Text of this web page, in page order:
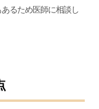
るため医師に相談し